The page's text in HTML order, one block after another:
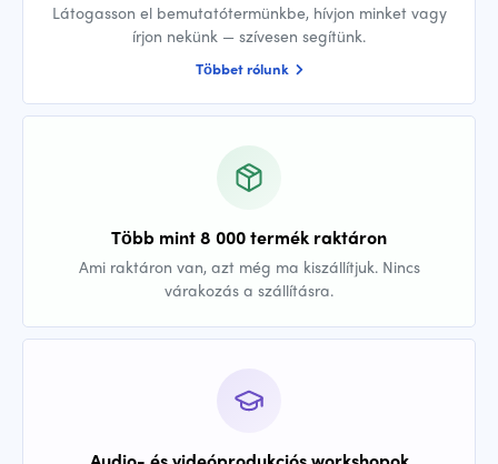
Látogasson el bemutatótermünkbe, hívjon minket vagy
írjon nekünk — szívesen segítünk.
Többet rólunk
Több mint 8 000 termék raktáron
Ami raktáron van, azt még ma kiszállítjuk. Nincs
várakozás a szállításra.